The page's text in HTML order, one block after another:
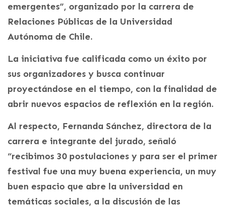
emergentes”, organizado por la carrera de
Relaciones Públicas de la Universidad
Autónoma de Chile.
La iniciativa fue calificada como un éxito por
sus organizadores y busca continuar
proyectándose en el tiempo, con la finalidad de
abrir nuevos espacios de reflexión en la región.
Al respecto, Fernanda Sánchez, directora de la
carrera e integrante del jurado, señaló
“recibimos 30 postulaciones y para ser el primer
festival fue una muy buena experiencia, un muy
buen espacio que abre la universidad en
temáticas sociales, a la discusión de las